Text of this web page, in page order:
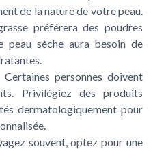
de la nature de votre peau.
préférera des poudres
peau sèche aura besoin de
Certaines personnes doivent
Privilégiez des produits
dermatologiquement pour
souvent, optez pour une